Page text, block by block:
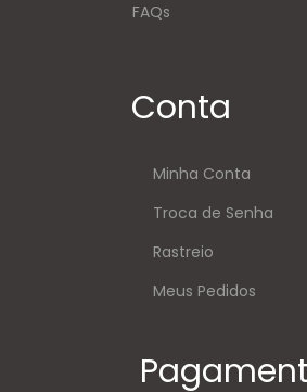
FAQs
Conta
Minha Conta
Troca de Senha
Rastreio
Meus Pedidos